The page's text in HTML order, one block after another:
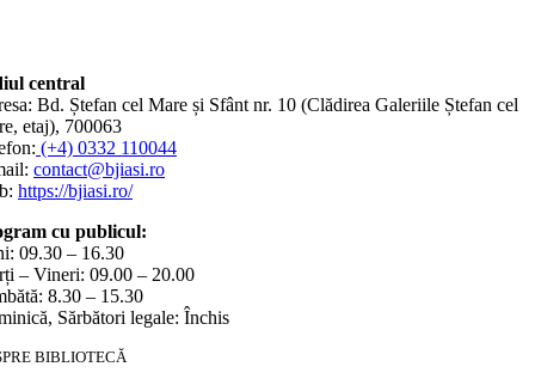
central
Bd. Ștefan cel Mare și Sfânt nr. 10 (Clădirea Galeriile Ștefan cel
etaj), 700063
(+4) 0332 110044
contact@bjiasi.ro
https://bjiasi.ro/
cu publicul:
09.30 – 16.30
– Vineri: 09.00 – 20.00
8.30 – 15.30
Sărbători legale: Închis
BIBLIOTECĂ